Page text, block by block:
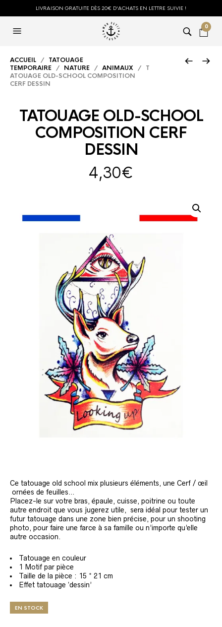
LIVRAISON GRATUITE DÈS 20€ D'ACHATS EN LETTRE SUIVIE !
0
ACCUEIL / TATOUAGE
TEMPORAIRE / NATURE / ANIMAUX / T
ATOUAGE OLD-SCHOOL COMPOSITION
CERF DESSIN
TATOUAGE OLD-SCHOOL
COMPOSITION CERF
DESSIN
4,30€
Ce tatouage old school mix plusieurs éléments, une Cerf / œil
ornées de feuilles…
Placez-le sur votre bras, épaule, cuisse, poitrine ou toute
autre endroit que vous jugerez utile, sera idéal pour tester un
futur tatouage dans une zone bien précise, pour un shooting
photo, pour faire une farce à sa famille ou n’importe qu’elle
autre occasion.
Tatouage en couleur
1 Motif par pièce
Taille de la pièce : 15 * 21 cm
Effet tatouage ‘dessin’
EN STOCK